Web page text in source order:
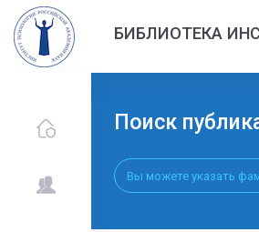
БИБЛИОТЕКА
Поиск